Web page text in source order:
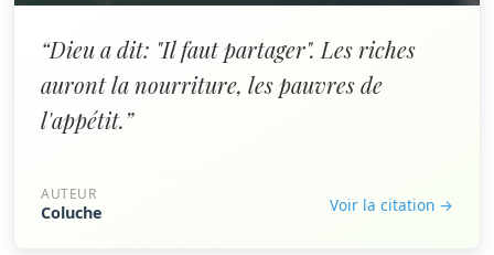
“Dieu a dit: "Il faut partager". Les riches
auront la nourriture, les pauvres de
l'appétit.”
AUTEUR
Coluche Voir la citation →